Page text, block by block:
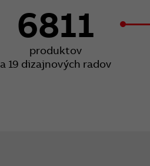
6811
produktov
a 19 dizajnových radov